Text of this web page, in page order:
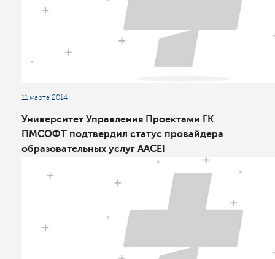
11 марта 2014
Университет Управления Проектами ГК
ПМСОФТ подтвердил статус провайдера
образовательных услуг AACEI